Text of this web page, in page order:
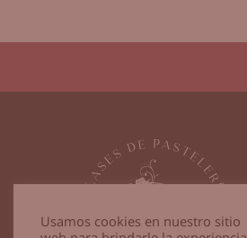
Usamos cookies en nuestro sitio